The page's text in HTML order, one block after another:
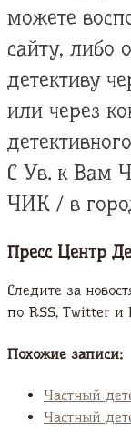
можете
сайту, либо
детективу
или через
С Ув. к Вам
ЧИК / в
Пресс Центр
Следите за
по RSS, Twitter и
Похожие записи:
Частный
Частный